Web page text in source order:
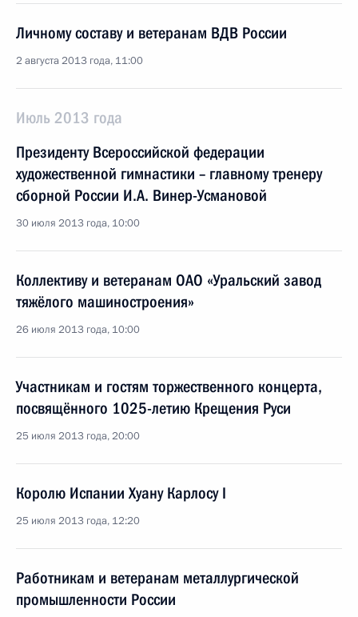
Личному составу и ветеранам ВДВ России
2 августа 2013 года, 11:00
Июль 2013 года
Президенту Всероссийской федерации
художественной гимнастики – главному тренеру
сборной России И.А. Винер-Усмановой
30 июля 2013 года, 10:00
Коллективу и ветеранам ОАО «Уральский завод
тяжёлого машиностроения»
26 июля 2013 года, 10:00
Участникам и гостям торжественного концерта,
посвящённого 1025-летию Крещения Руси
25 июля 2013 года, 20:00
Королю Испании Хуану Карлосу I
25 июля 2013 года, 12:20
Работникам и ветеранам металлургической
промышленности России